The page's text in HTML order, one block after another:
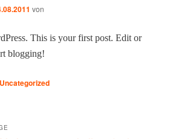
von
This is your first post. Edit or
blogging!
Uncategorized